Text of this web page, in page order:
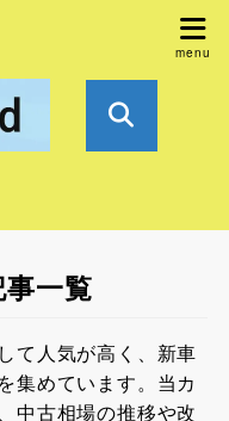
一覧
て人気が高く、新車
集めています。当カ
中古相場の推移や改